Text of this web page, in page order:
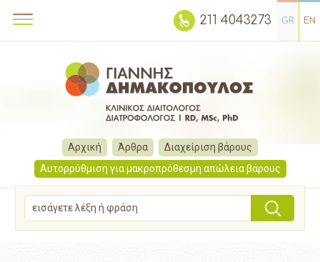
GR EN
211 4043273
Αρχική Άρθρα
Διαχείριση βάρους
Αυτορρύθμιση για μακροπρόθεσμη απώλεια βάρους